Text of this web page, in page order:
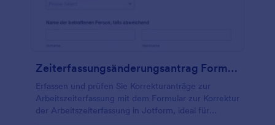
Zeiterfassungsänderungsantrag Formular
Erfassen und prüfen Sie Korrekturanträge zur
Arbeitszeiterfassung mit dem Formular zur Korrektur
der Arbeitszeiterfassung in Jotform, ideal für